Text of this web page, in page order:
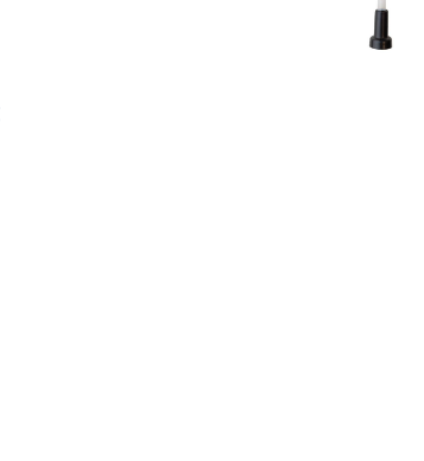
VERDER WINKELEN